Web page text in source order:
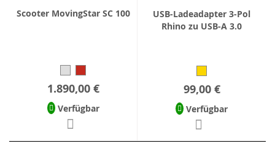
Scooter MovingStar SC 100
1.890,00 €
Verfügbar
USB-Ladeadapter 3-Pol
Rhino zu USB-A 3.0
99,00 €
Verfügbar